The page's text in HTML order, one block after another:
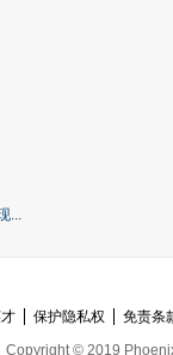
...
保护隐私权 免责条
Copyright © 2019